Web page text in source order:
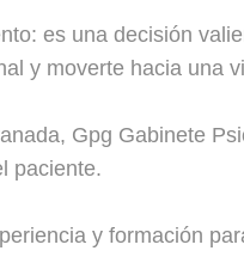
es una decisión
y moverte hacia una
Gpg Gabinete
paciente.
y formación